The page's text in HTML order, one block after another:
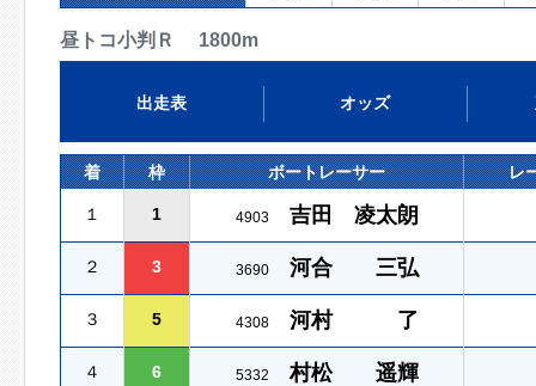
昼トコ小判Ｒ 1800m
出走表 オッズ
着 枠 ボートレーサー レ
１ 1 4903 吉田 凌太朗
２ 3 3690 河合 三弘
３ 5 4308 河村 了
４ 6 5332 村松 遥輝